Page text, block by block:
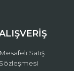
alternatifler olmalı.
Mesafeli Satış
Sözleşmesi